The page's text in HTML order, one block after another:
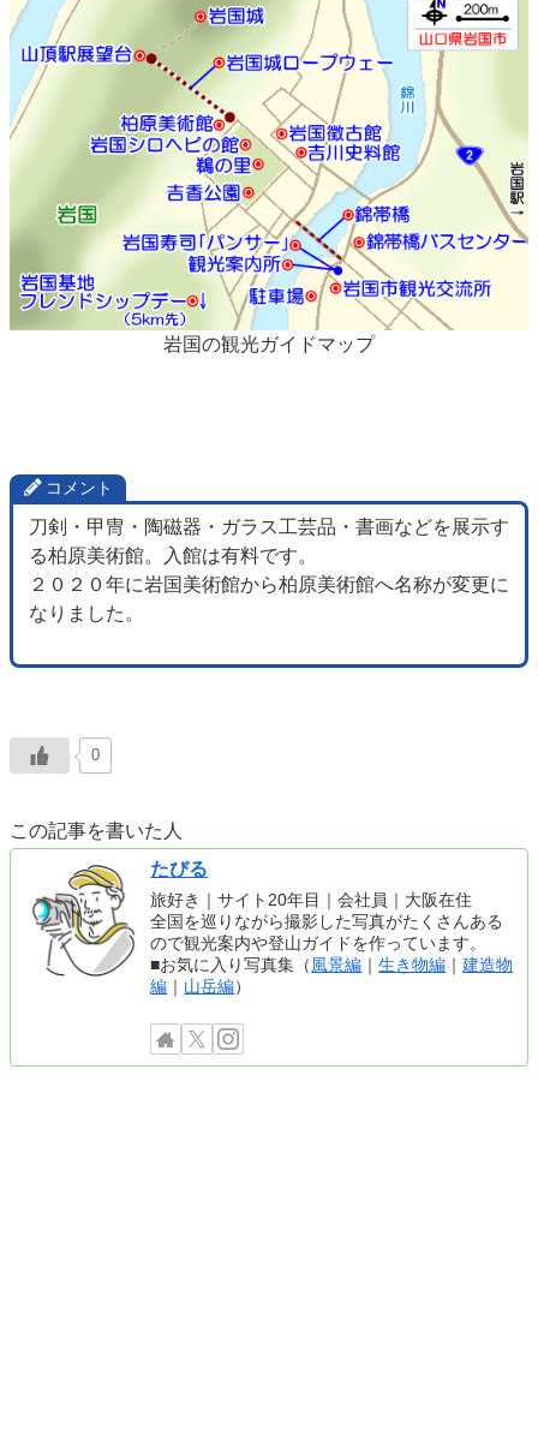
岩国の観光ガイドマップ
コメント
刀剣・甲冑・陶磁器・ガラス工芸品・書画などを展示す
る柏原美術館。入館は有料です。
２０２０年に岩国美術館から柏原美術館へ名称が変更に
なりました。
0
この記事を書いた人
たびる
旅好き｜サイト20年目｜会社員｜大阪在住
全国を巡りながら撮影した写真がたくさんある
ので観光案内や登山ガイドを作っています。
■お気に入り写真集（風景編 ｜生き物編 ｜建造物
編 ｜ 山岳編）